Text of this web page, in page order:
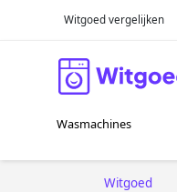
Witgoed vergelijken
Wasmachines
Witgoed